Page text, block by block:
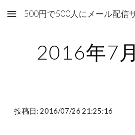
Skip to main content
2016年7
投稿日: 2016/07/26 21:25:16